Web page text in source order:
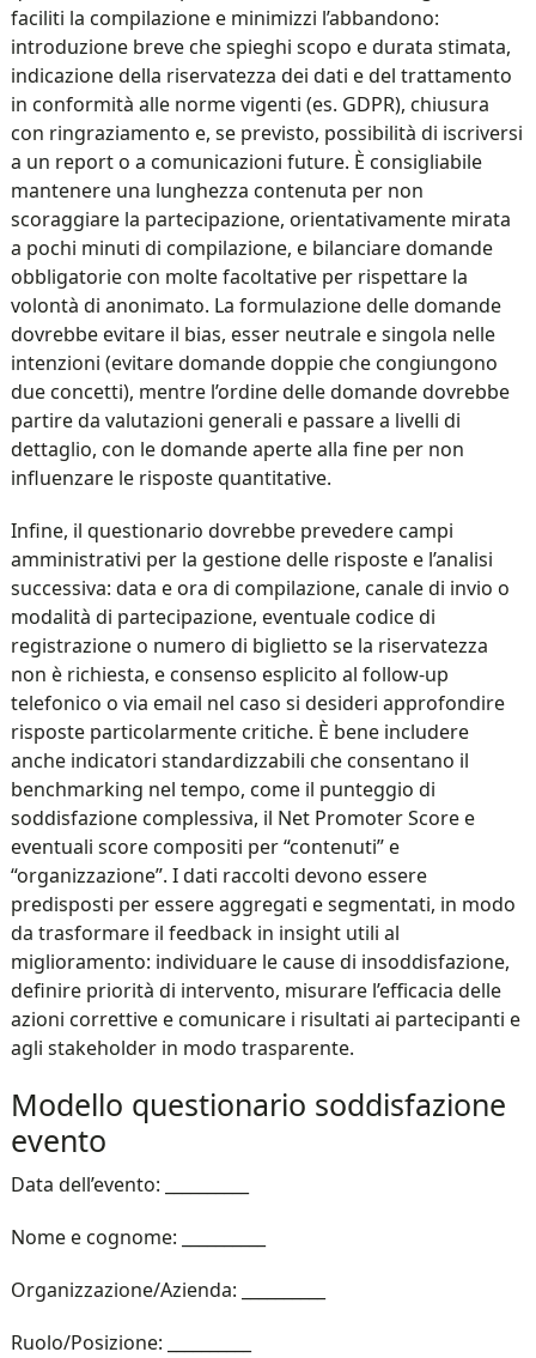
faciliti la compilazione e minimizzi l’abbandono:
introduzione breve che spieghi scopo e durata stimata,
indicazione della riservatezza dei dati e del trattamento
in conformità alle norme vigenti (es. GDPR), chiusura
con ringraziamento e, se previsto, possibilità di iscriversi
a un report o a comunicazioni future. È consigliabile
mantenere una lunghezza contenuta per non
scoraggiare la partecipazione, orientativamente mirata
a pochi minuti di compilazione, e bilanciare domande
obbligatorie con molte facoltative per rispettare la
volontà di anonimato. La formulazione delle domande
dovrebbe evitare il bias, esser neutrale e singola nelle
intenzioni (evitare domande doppie che congiungono
due concetti), mentre l’ordine delle domande dovrebbe
partire da valutazioni generali e passare a livelli di
dettaglio, con le domande aperte alla fine per non
influenzare le risposte quantitative.
Infine, il questionario dovrebbe prevedere campi
amministrativi per la gestione delle risposte e l’analisi
successiva: data e ora di compilazione, canale di invio o
modalità di partecipazione, eventuale codice di
registrazione o numero di biglietto se la riservatezza
non è richiesta, e consenso esplicito al follow-up
telefonico o via email nel caso si desideri approfondire
risposte particolarmente critiche. È bene includere
anche indicatori standardizzabili che consentano il
benchmarking nel tempo, come il punteggio di
soddisfazione complessiva, il Net Promoter Score e
eventuali score compositi per “contenuti” e
“organizzazione”. I dati raccolti devono essere
predisposti per essere aggregati e segmentati, in modo
da trasformare il feedback in insight utili al
miglioramento: individuare le cause di insoddisfazione,
definire priorità di intervento, misurare l’efficacia delle
azioni correttive e comunicare i risultati ai partecipanti e
agli stakeholder in modo trasparente.
Modello questionario soddisfazione
evento​
Data dell’evento: __________
Nome e cognome: __________
Organizzazione/Azienda: __________
Ruolo/Posizione: __________